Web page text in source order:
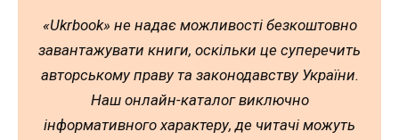
«Ukrbook» не надає можливості безкоштовно
завантажувати книги, оскільки це суперечить
авторському праву та законодавству України.
Наш онлайн-каталог виключно
інформативного характеру, де читачі можуть